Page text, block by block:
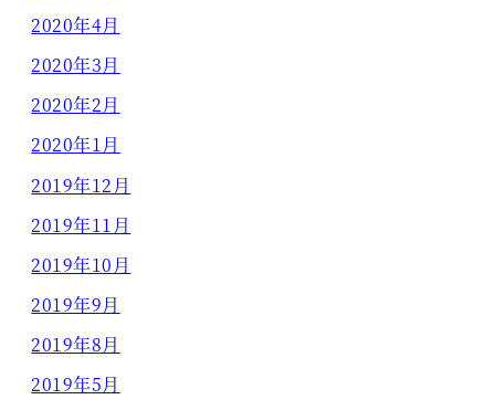
2020年4月
2020年3月
2020年2月
2020年1月
2019年12月
2019年11月
2019年10月
2019年9月
2019年8月
2019年5月